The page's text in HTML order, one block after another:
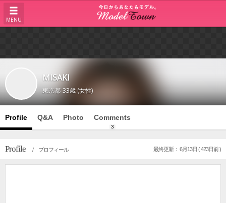
MENU
MISAKI
東京都 33歳 (女性)
Profile Q&A Photo Comments
3
Profile / プロフィール 最終更新： 6月13日 ( 423日前 )